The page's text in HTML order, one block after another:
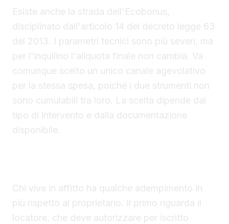
Esiste anche la strada dell'Ecobonus,
disciplinato dall'articolo 14 del decreto legge 63
del 2013. I parametri tecnici sono più severi, ma
per l'inquilino l'aliquota finale non cambia. Va
comunque scelto un unico canale agevolativo
per la stessa spesa, poiché i due strumenti non
sono cumulabili tra loro. La scelta dipende dal
tipo di intervento e dalla documentazione
disponibile.
Chi vive in affitto ha qualche adempimento in
più rispetto al proprietario. Il primo riguarda il
locatore, che deve autorizzare per iscritto